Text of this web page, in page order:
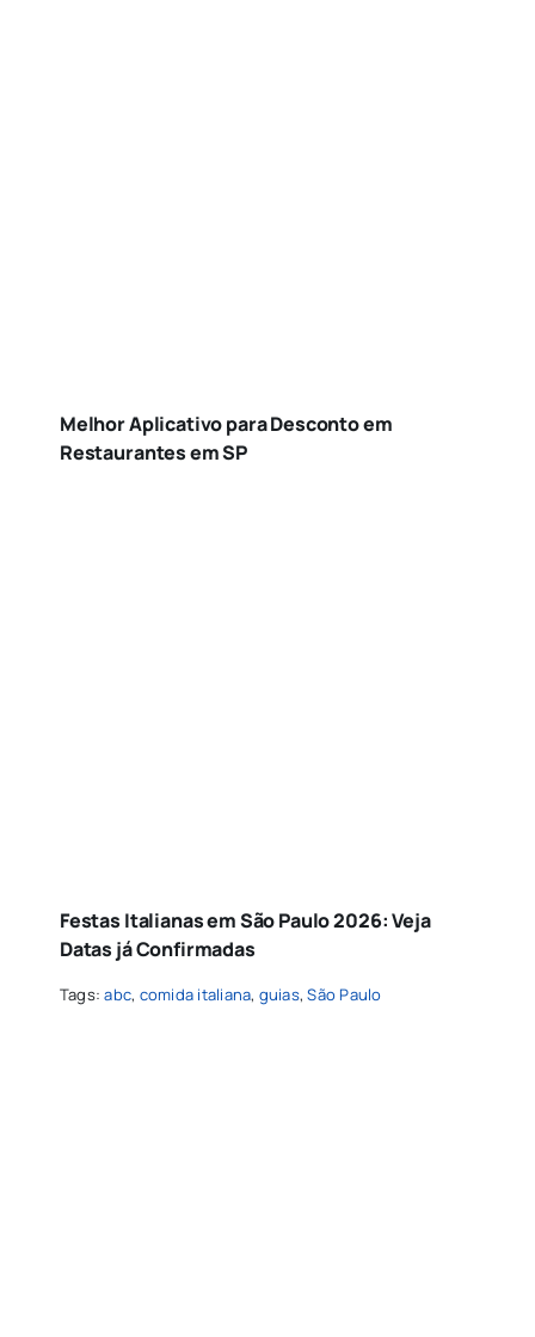
Melhor Aplicativo para Desconto em
Restaurantes em SP
Festas Italianas em São Paulo 2026: Veja
Datas já Confirmadas
Tags:abc, comida italiana, guias,São Paulo